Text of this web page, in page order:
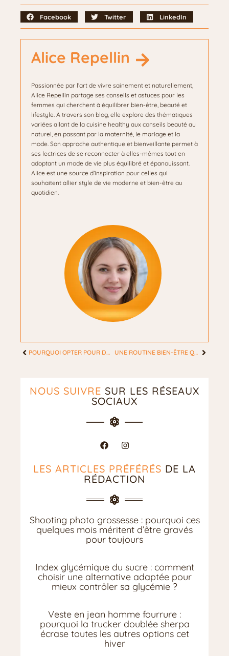
Facebook Twitter LinkedIn
Alice Repellin
Passionnée par l’art de vivre sainement et naturellement,
Alice Repellin partage ses conseils et astuces pour les
femmes qui cherchent à équilibrer bien-être, beauté et
lifestyle. À travers son blog, elle explore des thématiques
variées allant de la cuisine healthy aux conseils beauté au
naturel, en passant par la maternité, le mariage et la
mode. Son approche authentique et bienveillante permet à
ses lectrices de se reconnecter à elles-mêmes tout en
adoptant un mode de vie plus équilibré et épanouissant.
Alice est une source d’inspiration pour celles qui
souhaitent allier style de vie moderne et bien-être au
quotidien.
POURQUOI OPTER POUR DU CAFÉ ARTISANAL EN GRAIN ? UNE ROUTINE BIEN-ÊTRE QUOTIDIENNE POUR LES FEMMES MODERNES
NOUS SUIVRE SUR LES RÉSEAUX
SOCIAUX
LES ARTICLES PRÉFÉRÉS DE LA
RÉDACTION
Shooting photo grossesse : pourquoi ces
quelques mois méritent d’être gravés
pour toujours
Index glycémique du sucre : comment
choisir une alternative adaptée pour
mieux contrôler sa glycémie ?
Veste en jean homme fourrure :
pourquoi la trucker doublée sherpa
écrase toutes les autres options cet
hiver